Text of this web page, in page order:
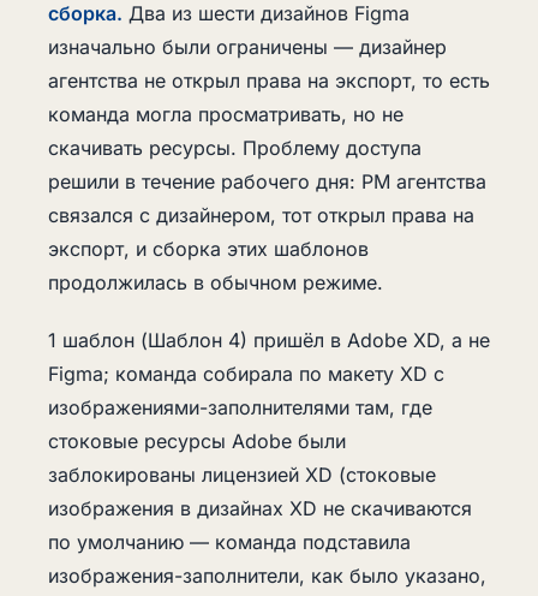
сборка. Два из шести дизайнов Figma
изначально были ограничены — дизайнер
агентства не открыл права на экспорт, то есть
команда могла просматривать, но не
скачивать ресурсы. Проблему доступа
решили в течение рабочего дня: PM агентства
связался с дизайнером, тот открыл права на
экспорт, и сборка этих шаблонов
продолжилась в обычном режиме.
1 шаблон (Шаблон 4) пришёл в Adobe XD, а не
Figma; команда собирала по макету XD с
изображениями-заполнителями там, где
стоковые ресурсы Adobe были
заблокированы лицензией XD (стоковые
изображения в дизайнах XD не скачиваются
по умолчанию — команда подставила
изображения-заполнители, как было указано,